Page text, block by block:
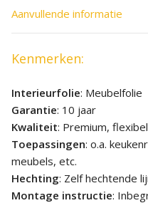
Aanvullende informatie
Kenmerken:
Interieurfolie: Meubelfolie
Garantie: 10 jaar
Kwaliteit: Premium,
Toepassingen: o.a.
meubels, etc.
Hechting: Zelf hechtende
Montage instructie: